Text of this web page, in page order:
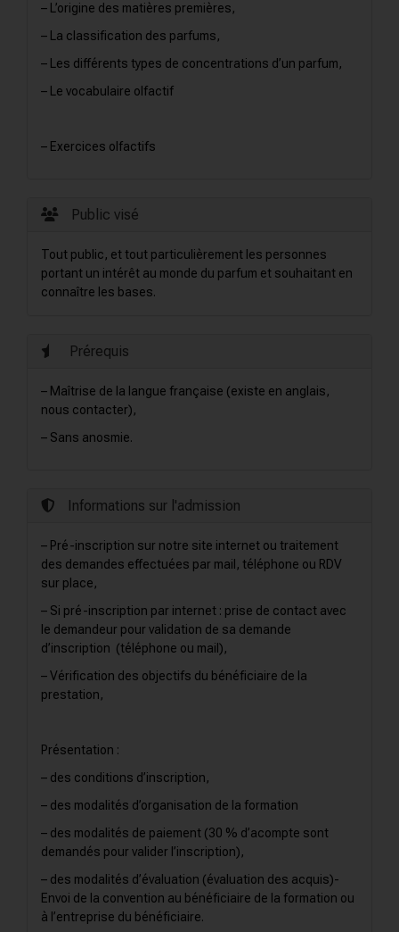
– L’origine des matières premières,
– La classification des parfums,
– Les différents types de concentrations d’un parfum,
– Le vocabulaire olfactif
– Exercices olfactifs
Public visé
Tout public, et tout particulièrement les personnes
portant un intérêt au monde du parfum et souhaitant en
connaître les bases.
Prérequis
– Maîtrise de la langue française (existe en anglais,
nous contacter),
– Sans anosmie.
Informations sur l'admission
– Pré-inscription sur notre site internet ou traitement
des demandes effectuées par mail, téléphone ou RDV
sur place,
– Si pré-inscription par internet : prise de contact avec
le demandeur pour validation de sa demande
d’inscription (téléphone ou mail),
– Vérification des objectifs du bénéficiaire de la
prestation,
Présentation :
– des conditions d’inscription,
– des modalités d’organisation de la formation
– des modalités de paiement (30 % d’acompte sont
demandés pour valider l’inscription),
– des modalités d’évaluation (évaluation des acquis)-
Envoi de la convention au bénéficiaire de la formation ou
à l’entreprise du bénéficiaire.